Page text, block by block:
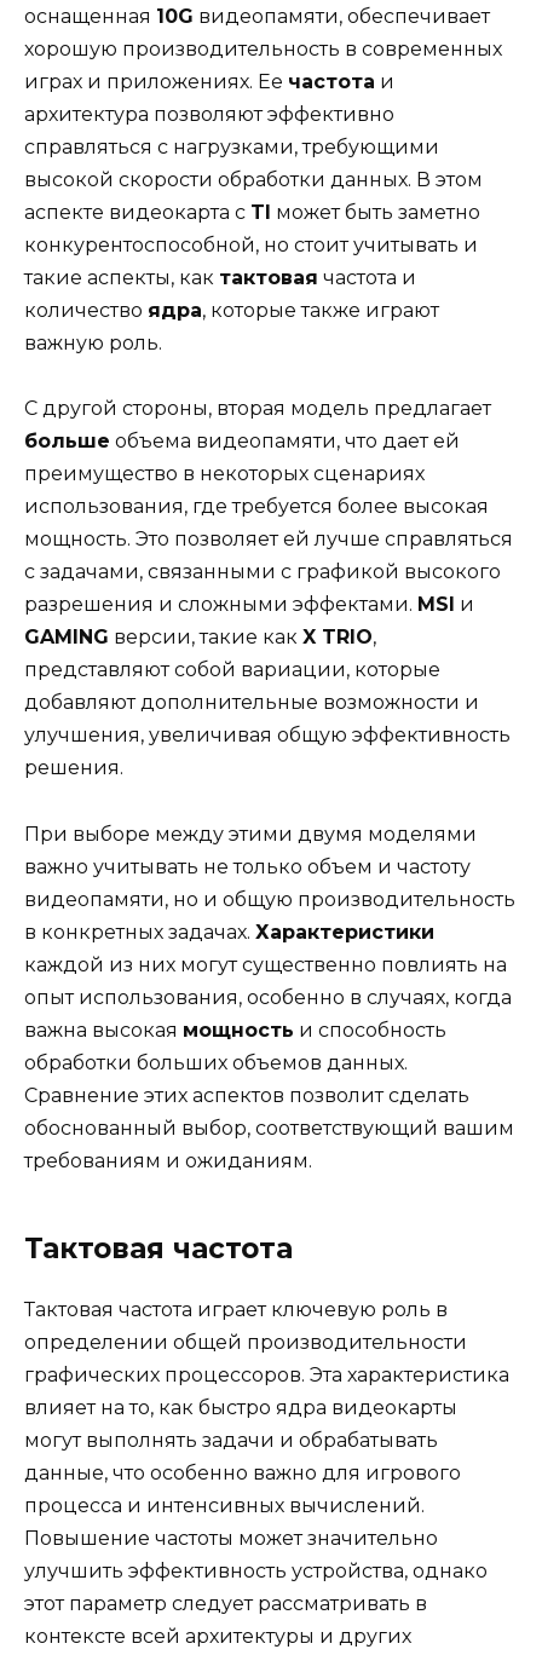
оснащенная 10G видеопамяти, обеспечивает
хорошую производительность в современных
играх и приложениях. Ее частота и
архитектура позволяют эффективно
справляться с нагрузками, требующими
высокой скорости обработки данных. В этом
аспекте видеокарта с TI может быть заметно
конкурентоспособной, но стоит учитывать и
такие аспекты, как тактовая частота и
количество ядра, которые также играют
важную роль.
С другой стороны, вторая модель предлагает
больше объема видеопамяти, что дает ей
преимущество в некоторых сценариях
использования, где требуется более высокая
мощность. Это позволяет ей лучше справляться
с задачами, связанными с графикой высокого
разрешения и сложными эффектами. MSI и
GAMING версии, такие как X TRIO,
представляют собой вариации, которые
добавляют дополнительные возможности и
улучшения, увеличивая общую эффективность
решения.
При выборе между этими двумя моделями
важно учитывать не только объем и частоту
видеопамяти, но и общую производительность
в конкретных задачах. Характеристики
каждой из них могут существенно повлиять на
опыт использования, особенно в случаях, когда
важна высокая мощность и способность
обработки больших объемов данных.
Сравнение этих аспектов позволит сделать
обоснованный выбор, соответствующий вашим
требованиям и ожиданиям.
Тактовая частота
Тактовая частота играет ключевую роль в
определении общей производительности
графических процессоров. Эта характеристика
влияет на то, как быстро ядра видеокарты
могут выполнять задачи и обрабатывать
данные, что особенно важно для игрового
процесса и интенсивных вычислений.
Повышение частоты может значительно
улучшить эффективность устройства, однако
этот параметр следует рассматривать в
контексте всей архитектуры и других